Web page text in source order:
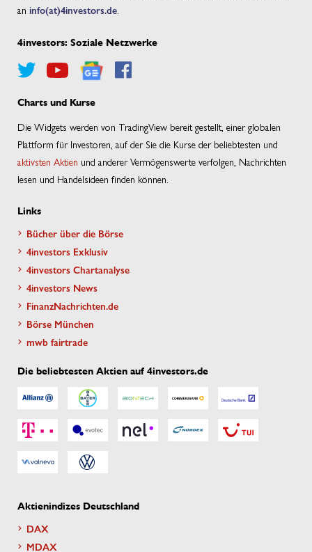
an info(at)4investors.de
4investors: Soziale Netzwerke
Charts und Kurse
Die Widgets werden von TradingView bereit gestellt, einer globalen
Plattform für Investoren, auf der Sie die Kurse der beliebtesten und
aktivsten Aktien und anderer Vermögenswerte verfolgen, Nachrichten
lesen und Handelsideen finden können.
Links
Bücher über die Börse
4investors Exklusiv
4investors Chartanalyse
4investors News
FinanzNachrichten.de
Börse München
mwb fairtrade
Die beliebtesten Aktien auf 4investors.de
Aktienindizes Deutschland
DAX
MDAX